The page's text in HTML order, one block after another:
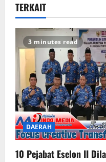
TERKAIT
3 minutes read
DAERAH
10 Pejabat Eselon II